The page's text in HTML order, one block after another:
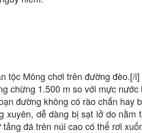
tộc Mông chơi trên đường đèo.[/i]
chừng 1.500 m so với mực
đường không có rào chắn
xuyên, dễ dàng bị sạt lở do
đá trên núi cao có thể rơi